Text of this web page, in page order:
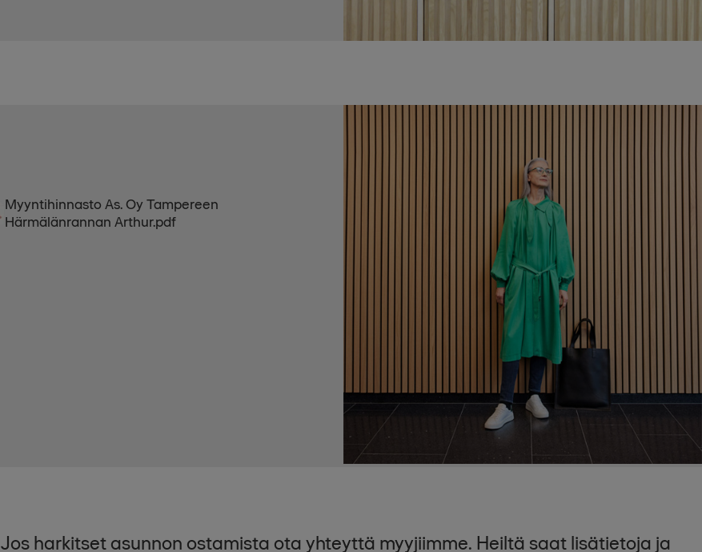
Myyntihinnasto As. Oy Tampereen
Härmälänrannan Arthur.pdf
Jos harkitset asunnon ostamista ota yhteyttä myyjiimme. Heiltä saat lisätietoja ja